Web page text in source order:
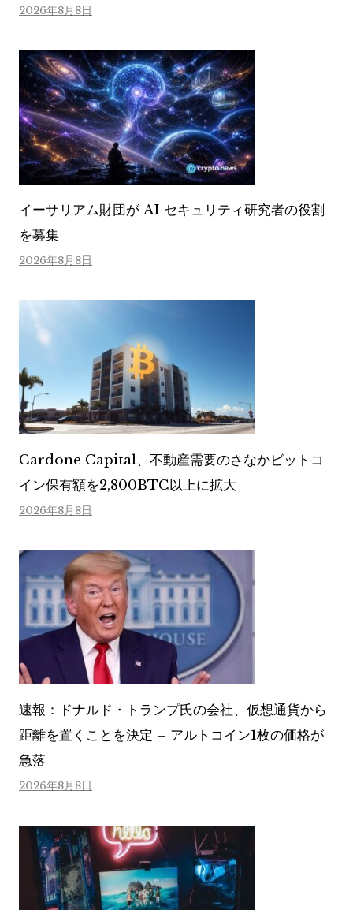
2026年8月8日
イーサリアム財団が AI セキュリティ研究者の役割
を募集
2026年8月8日
Cardone Capital、不動産需要のさなかビットコ
イン保有額を2,800BTC以上に拡大
2026年8月8日
速報：ドナルド・トランプ氏の会社、仮想通貨から
距離を置くことを決定 – アルトコイン1枚の価格が
急落
2026年8月8日